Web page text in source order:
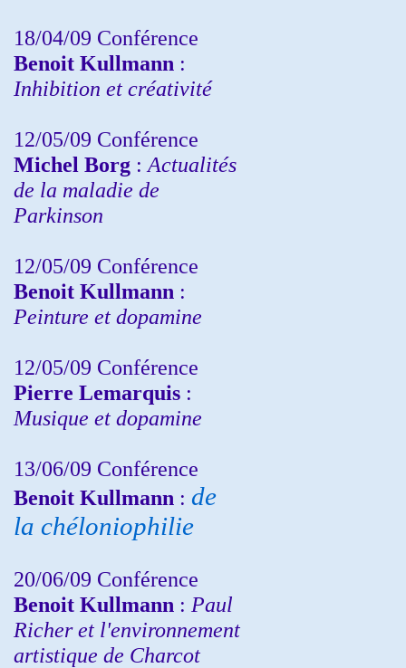
18/04/09 Conférence
Benoit Kullmann :
Inhibition et créativité
12/05/09 Conférence
Michel Borg : Actualités
de la maladie de
Parkinson
12/05/09 Conférence
Benoit Kullmann :
Peinture et dopamine
12/05/09 Conférence
Pierre Lemarquis :
Musique et dopamine
13/06/09 Conférence
Benoit Kullmann : de
la chéloniophilie
20/06/09 Conférence
Benoit Kullmann : Paul
Richer et l'environnement
artistique de Charcot